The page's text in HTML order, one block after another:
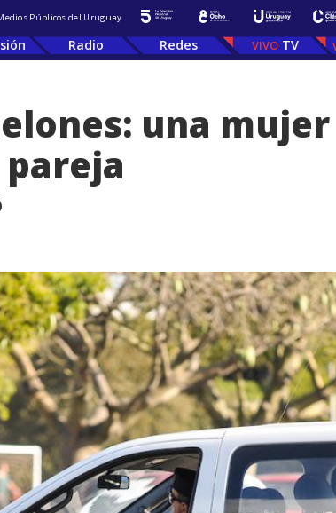
Públicos del Uruguay
Radio Redes TV
una